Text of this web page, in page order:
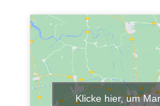
Klicke hier, um